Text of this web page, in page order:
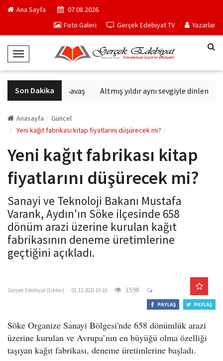
Ana Sayfa
07.08.2026
Foto Galeri
Gerçek Edebiyat TV Yazarlar
T
o
g
g
e
N
v
g
t
o
n
Son Dakika
Altıncı Nesil Savaş Altmış yıldır aynı sevgiyle dinlenen
Anasayfa
Güncel
Yeni kağıt fabrikası kitap fiyatlarını düşürecek mi?
Yeni kağıt fabrikası kitap
fiyatlarını düşürecek mi?
Sanayi ve Teknoloji Bakanı Mustafa
Varank, Aydın'ın Söke ilçesinde 658
dönüm arazi üzerine kurulan kağıt
fabrikasının deneme üretimlerine
geçtiğini açıkladı.
Gerçek Edebiyat (Editör) 01.12.2021 19:10 1598
Söke Organize Sanayi Bölgesi'nde 658 dönümlük arazi
üzerine kurulan ve Avrupa’nın en büyüğü olma özelliği
taşıyan kağıt fabrikası, deneme üretimlerine başladı.